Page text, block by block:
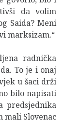
da volim
Saida? Meni
marksizam.“
radnička
To je i onaj
u šaci drži
bilo napisati
predsjednika
mali Slovenac